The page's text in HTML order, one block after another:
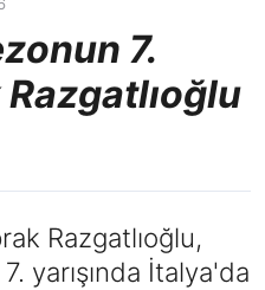
7.
Razgatlıoğlu
Razgatlıoğlu,
yarışında İtalya'da